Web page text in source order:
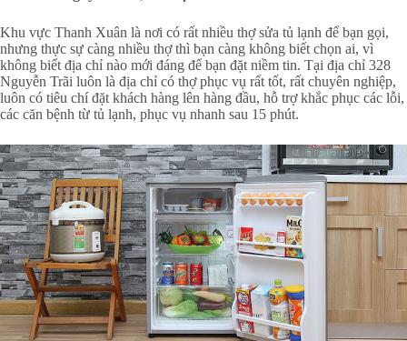
Khu vực Thanh Xuân là nơi có rất nhiều thợ sửa tủ lạnh để bạn gọi,
nhưng thực sự càng nhiều thợ thì bạn càng không biết chọn ai, vì
không biết địa chỉ nào mới đáng để bạn đặt niềm tin. Tại địa chỉ 328
Nguyễn Trãi luôn là địa chỉ có thợ phục vụ rất tốt, rất chuyên nghiệp,
luôn có tiêu chí đặt khách hàng lên hàng đầu, hỗ trợ khắc phục các lỗi,
các căn bệnh từ tủ lạnh, phục vụ nhanh sau 15 phút.